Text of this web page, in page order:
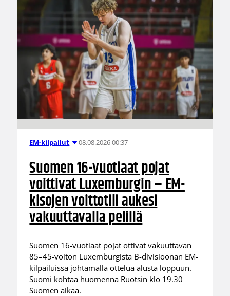
EM-kilpailut 08.08.2026 00:37
Suomen 16-vuotiaat pojat
voittivat Luxemburgin – EM-
kisojen voittotili aukesi
vakuuttavalla pelillä
Suomen 16-vuotiaat pojat ottivat vakuuttavan
85–45-voiton Luxemburgista B-divisioonan EM-
kilpailuissa johtamalla ottelua alusta loppuun.
Suomi kohtaa huomenna Ruotsin klo 19.30
Suomen aikaa.